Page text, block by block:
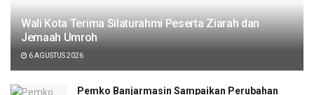
Wali Kota Terima Silaturahmi Peserta Ziarah dan
Jemaah Umroh
6 AGUSTUS 2026
Pemko Banjarmasin Sampaikan Perubahan